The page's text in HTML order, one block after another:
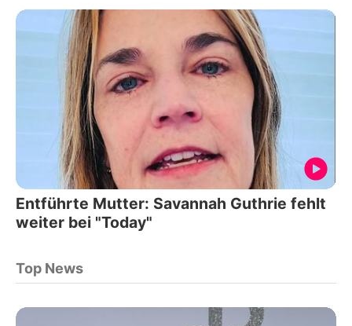
Entführte Mutter: Savannah Guthrie fehlt
weiter bei "Today"
Top News